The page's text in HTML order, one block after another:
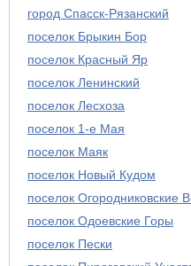
город Спасск-Рязанский
поселок Брыкин Бор
поселок Красный Яр
поселок Ленинский
поселок Лесхоза
поселок 1-е Мая
поселок Маяк
поселок Новый Кудом
поселок Огородниковские
поселок Одоевские Горы
поселок Пески